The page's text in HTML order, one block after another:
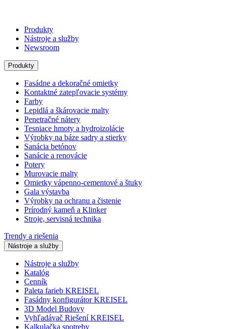
Produkty
Nástroje a služby
Newsroom
Produkty
Fasádne a dekoračné omietky
Kontaktné zatepľovacie systémy
Farby
Lepidlá a škárovacie malty
Penetračné nátery
Tesniace hmoty a hydroizolácie
Výrobky na báze sadry a stierky
Sanácia betónov
Sanácie a renovácie
Potery
Murovacie malty
Omietky vápenno-cementové a štuky
Gala výstavba
Výrobky na ochranu a čistenie
Prírodný kameň a Klinker
Stroje, servisná technika
Trendy a riešenia
Nástroje a služby
Nástroje a služby
Katalóg
Cenník
Paleta farieb KREISEL
Fasádny konfigurátor KREISEL
3D Model Budovy
Vyhľadávač Riešení KREISEL
Kalkulačka spotreby